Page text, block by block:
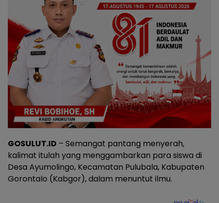
GOSULUT.ID – Semangat pantang menyerah,
kalimat itulah yang menggambarkan para siswa di
Desa Ayumolingo, Kecamatan Pulubala, Kabupaten
Gorontalo (Kabgor), dalam menuntut ilmu.